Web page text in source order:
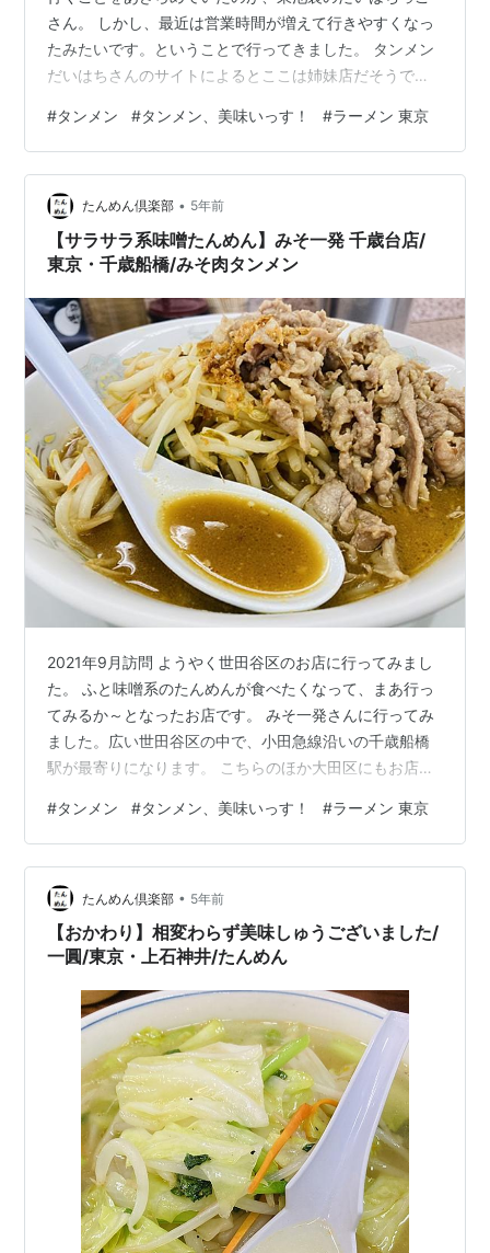
さん。 しかし、最近は営業時間が増えて行きやすくなっ
たみたいです。ということで行ってきました。 タンメン
だいはちさんのサイトによるとここは姉妹店だそうで
restaurant-4775.business.site 注目は、 両店で味がどれ
だけ違うのか/同じなのか です。 果たしてその結果
は・・・ 本日のお店 ということでだいはちっこさんで
す。 南池袋といいますか、雑司ヶ谷といいますか。メト
ロ有楽町線の東池袋駅や都電の雑司ヶ谷駅が最寄り…
#タンメン #タンメン、美味いっす！ #ラーメン 東京
たんめん倶楽部 • 5年前
【サラサラ系味噌たんめん】みそ一発 千歳台店/
東京・千歳船橋/みそ肉タンメン
2021年9月訪問 ようやく世田谷区のお店に行ってみまし
た。 ふと味噌系のたんめんが食べたくなって、まあ行っ
てみるか～となったお店です。 みそ一発さんに行ってみ
ました。広い世田谷区の中で、小田急線沿いの千歳船橋
駅が最寄りになります。 こちらのほか大田区にもお店が
す。 千歳船橋駅からそこそこ歩いた環八沿いです。目立
ってます。けっこう人が並ぶお店のようでげんなりしま
したが、それほど待たずに入れました。 カウンター席の
み10席以上ある感じです。 外観 環八沿いのお店なので、
駐車場なんてない！と思いきや、あるっぽいです。 場所
はお店から少し北に歩いた…
#タンメン #タンメン、美味いっす！ #ラーメン 東京
たんめん倶楽部 • 5年前
【おかわり】相変わらず美味しゅうございました/
一圓/東京・上石神井/たんめん